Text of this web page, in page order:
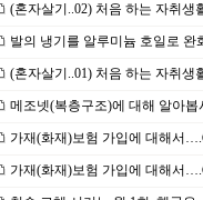
(혼자살기..02) 처음 하는 자취생
발의 냉기를 알루미늄 호일로 완
(혼자살기..01) 처음 하는 자취생
메조넷(복층구조)에 대해 알아봅
가재(화재)보험 가입에 대해서
가재(화재)보험 가입에 대해서